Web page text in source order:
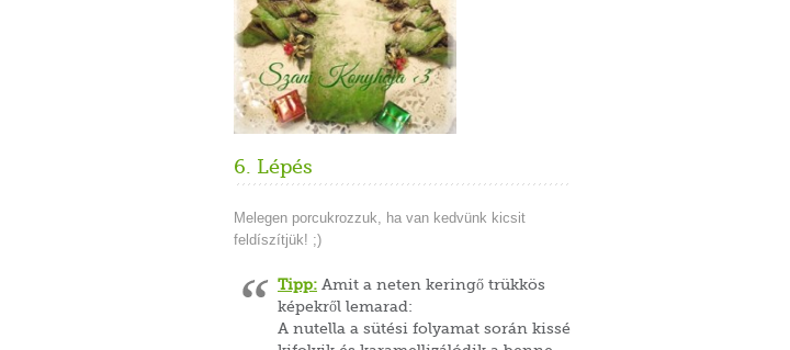
6. Lépés
Melegen porcukrozzuk, ha van kedvünk kicsit
feldíszítjük! ;)
Tipp: Amit a neten keringő trükkös
képekről lemarad:
A nutella a sütési folyamat során kissé